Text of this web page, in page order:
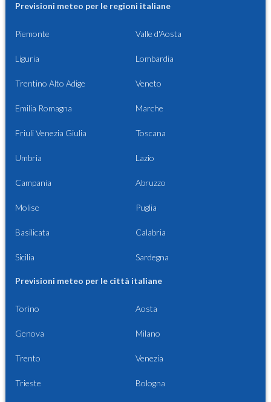
Previsioni meteo per le regioni italiane
Piemonte Valle d'Aosta
Liguria Lombardia
Trentino Alto Adige Veneto
Emilia Romagna Marche
Friuli Venezia Giulia Toscana
Umbria Lazio
Campania Abruzzo
Molise Puglia
Basilicata Calabria
Sicilia Sardegna
Previsioni meteo per le città italiane
Torino Aosta
Genova Milano
Trento Venezia
Trieste Bologna